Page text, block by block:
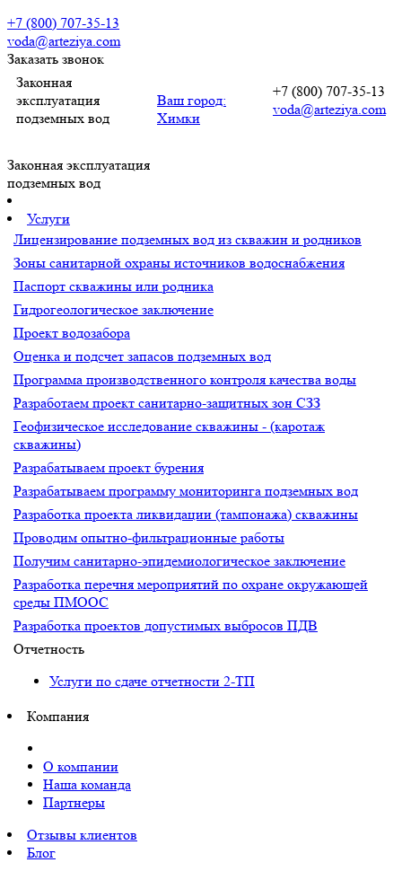
+7 (800) 707-35-13
voda@arteziya.com
Заказать звонок
Законная
эксплуатация
подземных вод
Ваш город:
Химки
+7 (800) 707-35-13
voda@arteziya.com
Законная эксплуатация
подземных вод
Услуги
Лицензирование подземных вод из скважин и родников
Зоны санитарной охраны источников водоснабжения
Паспорт скважины или родника
Гидрогеологическое заключение
Проект водозабора
Оценка и подсчет запасов подземных вод
Программа производственного контроля качества воды
Разработаем проект санитарно-защитных зон СЗЗ
Геофизическое исследование скважины - (каротаж
скважины)
Разрабатываем проект бурения
Разрабатываем программу мониторинга подземных вод
Разработка проекта ликвидации (тампонажа) скважины
Проводим опытно-фильтрационные работы
Получим санитарно-эпидемиологическое заключение
Разработка перечня мероприятий по охране окружающей
среды ПМООС
Разработка проектов допустимых выбросов ПДВ
Отчетность
Услуги по сдаче отчетности 2-ТП
Компания
О компании
Наша команда
Партнеры
Отзывы клиентов
Блог